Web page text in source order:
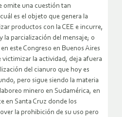
omite una cuestión tan
es el objeto que genera la
productos con la CEE e incurre,
la parcialización del mensaje; o
este Congreso en Buenos Aires
victimizar la actividad, deja afuera
del cianuro que hoy es
pero sigue siendo la materia
minero en Sudamérica, en
en Santa Cruz donde los
la prohibición de su uso pero